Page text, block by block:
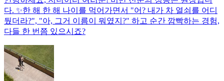
다. ✨한 해 한 해 나이를 먹어가면서 "어? 내가 차 열쇠를 어디
뒀더라?", "아, 그거 이름이 뭐였지?" 하고 순간 깜빡하는 경험,
다들 한 번쯤 있으시죠?